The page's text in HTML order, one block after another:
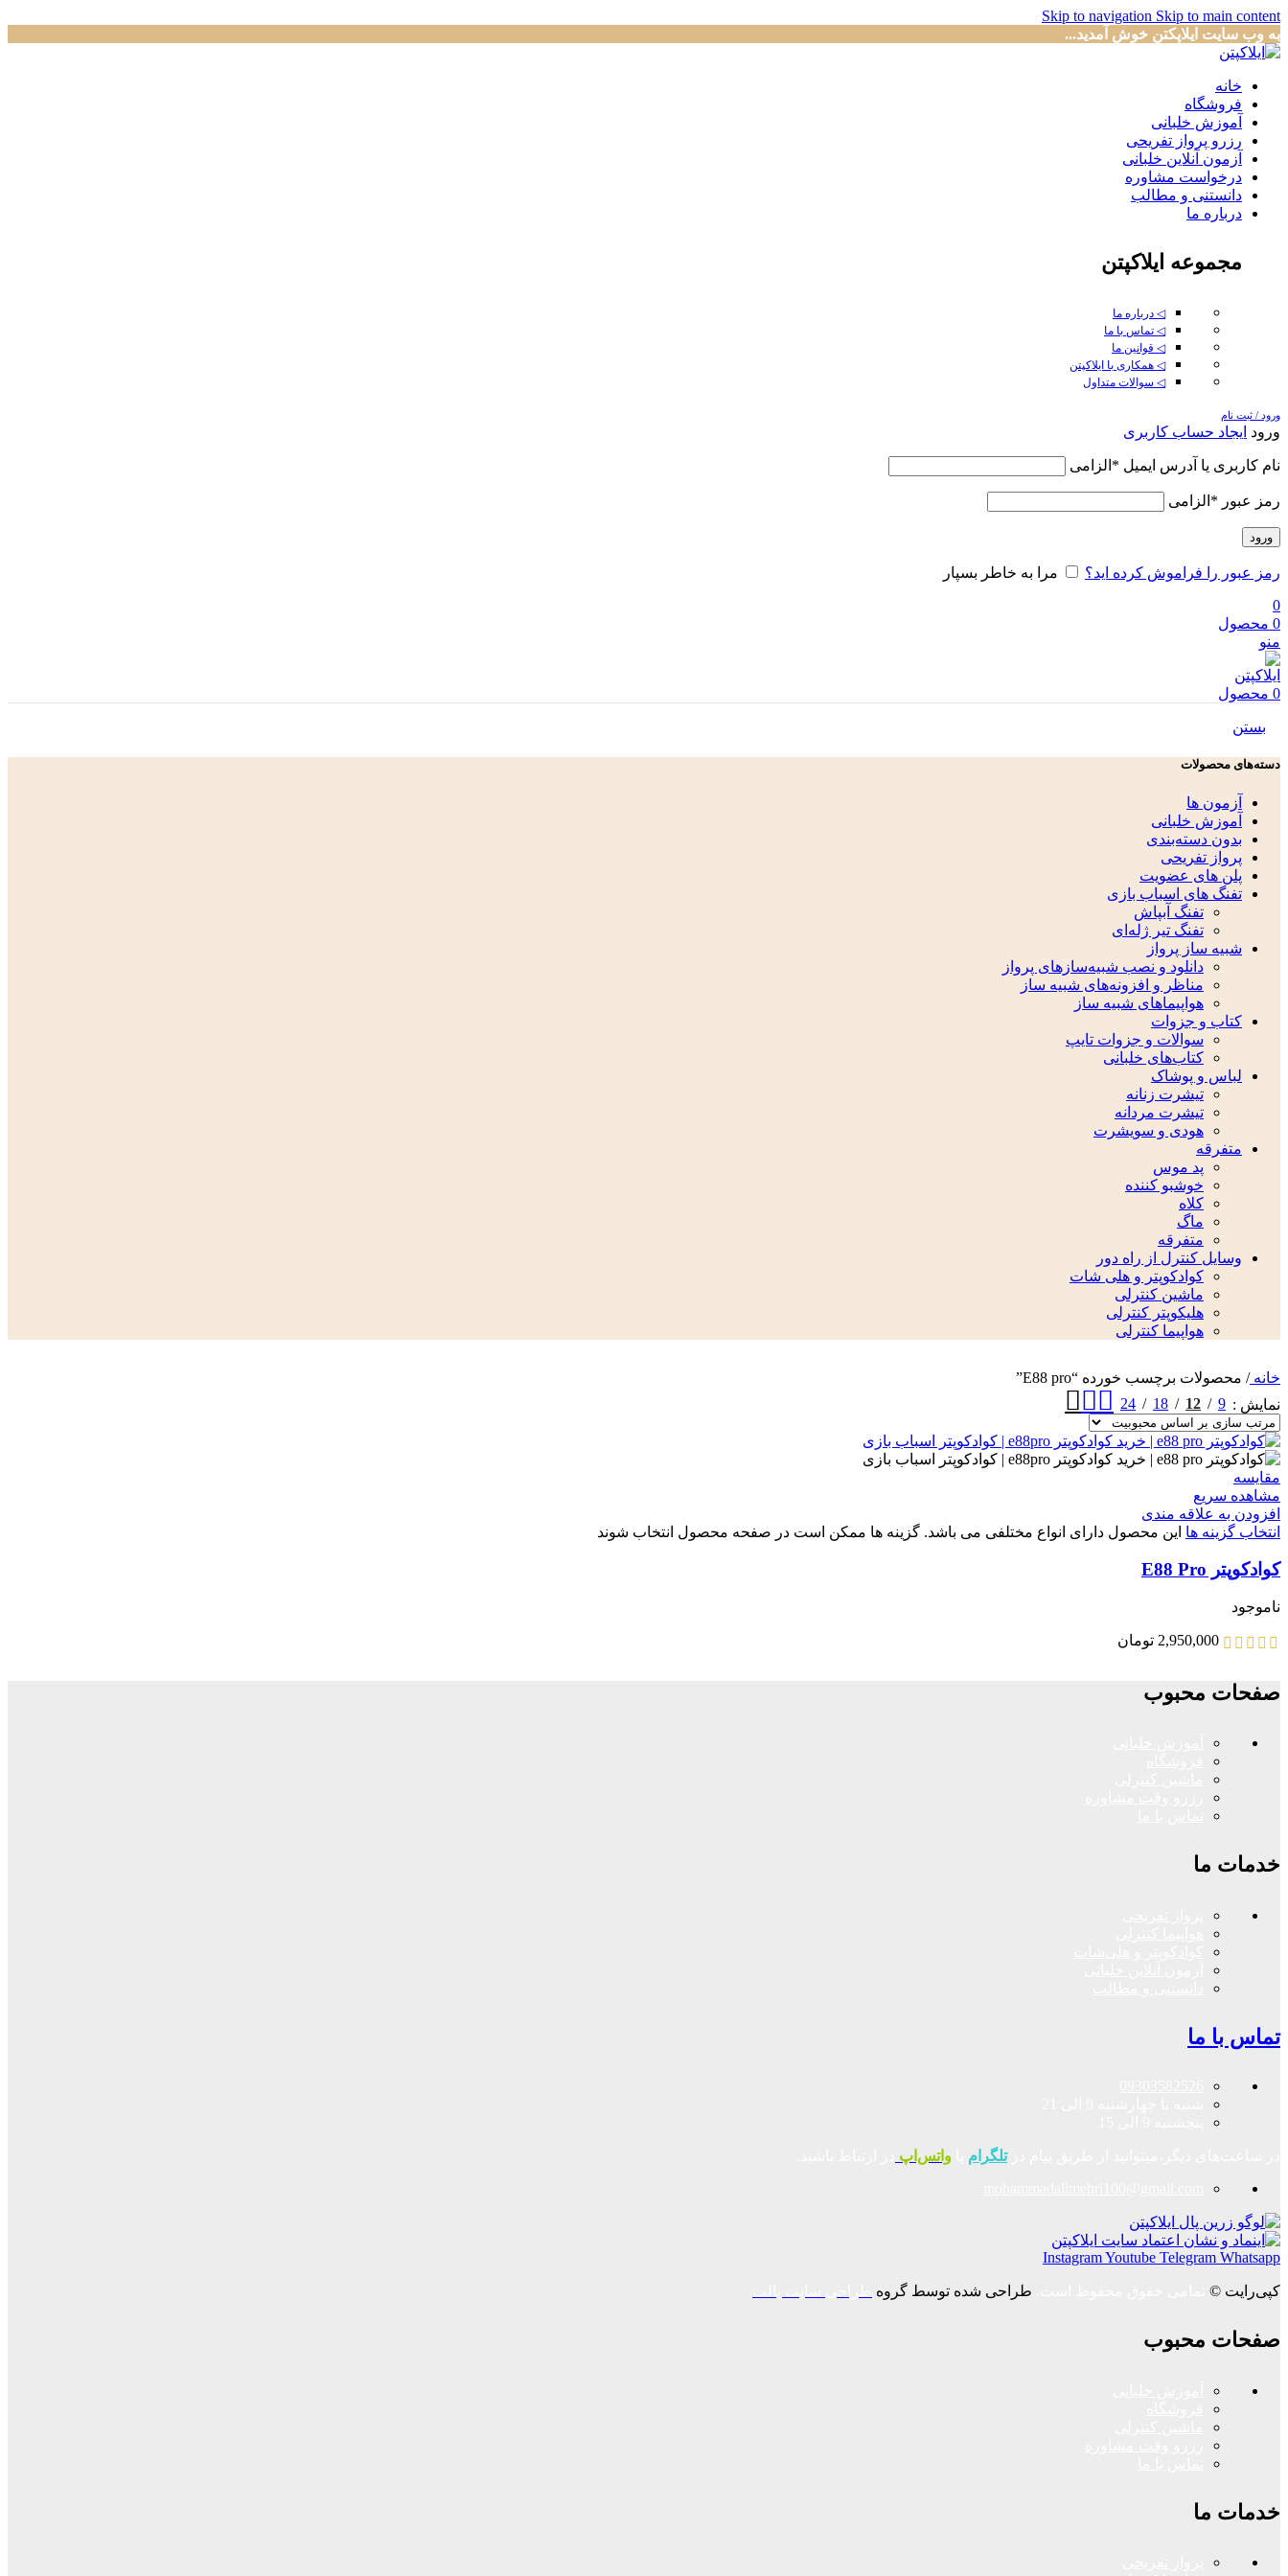
Skip to navigation Skip to main content
به وب سایت ایلاپکتن خوش آمدید...
خانه
فروشگاه
آموزش خلبانی
رزرو پرواز تفریحی
آزمون آنلاین خلبانی
درخواست مشاوره
دانستنی و مطالب
درباره ما
مجموعه ایلاکپتن
◁ درباره ما
◁ تماس با ما
◁ قوانین ما
◁ همکاری با ایلاکپتن
◁ سوالات متداول
ورود / ثبت نام
ورود ایجاد حساب کاربری
نام کاربری یا آدرس ایمیل * الزامی
رمز عبور * الزامی
ورود
رمز عبور را فراموش کرده اید؟
مرا به خاطر بسپار
0
0 محصول
منو
0 محصول
بستن
دسته‌های محصولات
آزمون ها
آموزش خلبانی
بدون دسته‌بندی
پرواز تفریحی
پلن های عضویت
تفنگ های اسباب بازی
تفنگ آبپاش
تفنگ تیر ژله‌ای
شبیه ساز پرواز
دانلود و نصب شبیه‌سازهای پرواز
مناظر و افزونه‌های شبیه ساز
هواپیماهای شبیه ساز
کتاب و جزوات
سوالات و جزوات تایپ
کتاب‌های خلبانی
لباس و پوشاک
تیشرت زنانه
تیشرت مردانه
هودی و سویشرت
متفرقه
پد موس
خوشبو کننده
کلاه
ماگ
متفرقه
وسایل کنترل از راه دور
کوادکوپتر و هلی شات
ماشین کنترلی
هلیکوپتر کنترلی
هواپیما کنترلی
خانه/ محصولات برچسب خورده “E88 pro”
نمایش
9
12
18
24
مقایسه
مشاهده سریع
افزودن به علاقه مندی
انتخاب گزینه ها این محصول دارای انواع مختلفی می باشد. گزینه ها ممکن است در صفحه محصول انتخاب شوند
کوادکوپتر E88 Pro
ناموجود
2,950,000 تومان
صفحات محبوب
خدمات ما
تماس با ما
در ساعت‌های دیگر،میتوانید از طریق پیام درتلگرام واتس‌اپ
InstagramYoutube Telegram Whatsapp
کپی‌رایت © طراحی شده توسط گروه
صفحات محبوب
خدمات ما